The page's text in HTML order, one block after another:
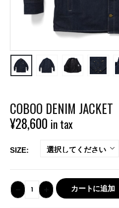
COBOO DENIM JACKET
¥28,600 in tax
SIZE
カートに追加